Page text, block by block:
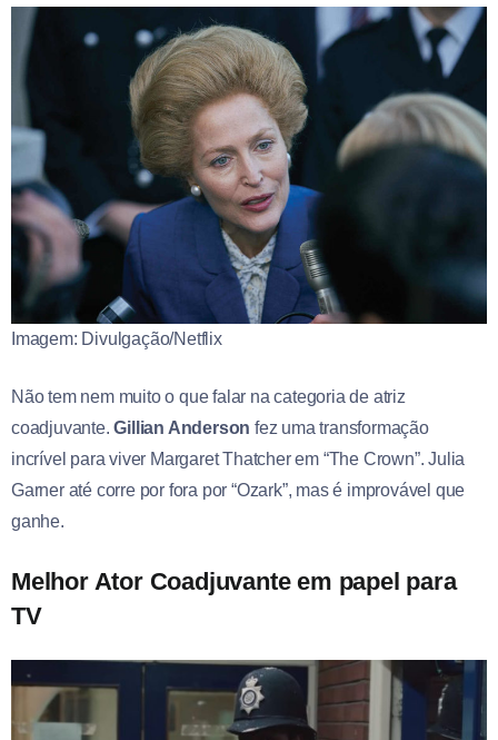
Imagem: Divulgação/Netflix
Não tem nem muito o que falar na categoria de atriz
coadjuvante.Gillian Anderson fez uma transformação
incrível para viver Margaret Thatcher em “The Crown”. Julia
Garner até corre por fora por “Ozark”, mas é improvável que
ganhe.
Melhor Ator Coadjuvante em papel para
TV